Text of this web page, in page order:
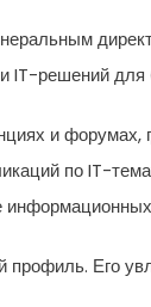
IT-решений для
и
по IT-
Его